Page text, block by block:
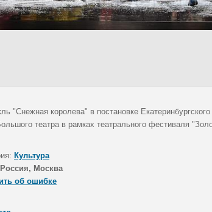
"Снежная королева" в постановке
театра в рамках театрального фестиваля
Культура
Россия, Москва
об ошибке